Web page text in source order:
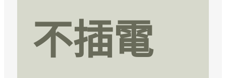
不插電